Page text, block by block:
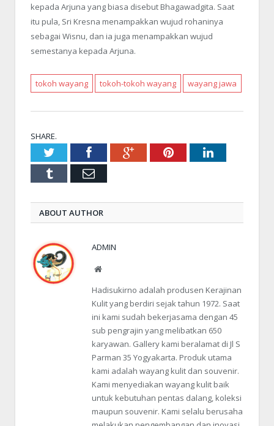
kepada Arjuna yang biasa disebut Bhagawadgita. Saat
itu pula, Sri Kresna menampakkan wujud rohaninya
sebagai Wisnu, dan ia juga menampakkan wujud
semestanya kepada Arjuna.
tokoh wayang tokoh-tokoh wayang wayang jawa
SHARE.
TwitterFacebookGoogle+PinterestLinkedIn
Tumblr Email
ABOUT AUTHOR
ADMIN
Website
Hadisukirno adalah produsen Kerajinan
Kulit yang berdiri sejak tahun 1972. Saat
ini kami sudah bekerjasama dengan 45
sub pengrajin yang melibatkan 650
karyawan. Gallery kami beralamat di Jl S
Parman 35 Yogyakarta. Produk utama
kami adalah wayang kulit dan souvenir.
Kami menyediakan wayang kulit baik
untuk kebutuhan pentas dalang, koleksi
maupun souvenir. Kami selalu berusaha